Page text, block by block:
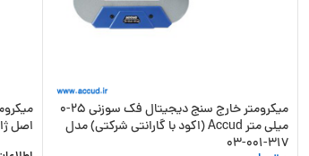
میکرومتر خارج سنج دیجیتال فک سوزنی 25-0
میلی متر Accud (اکود با گارانتی شرکتی) مدل
317-001-03
اصل